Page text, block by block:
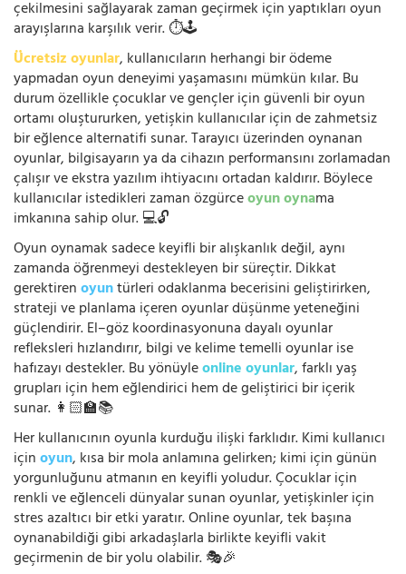
çekilmesini sağlayarak zaman geçirmek için yaptıkları oyun
arayışlarına karşılık verir. ⏱️🕹️
Ücretsiz oyunlar, kullanıcıların herhangi bir ödeme
yapmadan oyun deneyimi yaşamasını mümkün kılar. Bu
durum özellikle çocuklar ve gençler için güvenli bir oyun
ortamı oluştururken, yetişkin kullanıcılar için de zahmetsiz
bir eğlence alternatifi sunar. Tarayıcı üzerinden oynanan
oyunlar, bilgisayarın ya da cihazın performansını zorlamadan
çalışır ve ekstra yazılım ihtiyacını ortadan kaldırır. Böylece
kullanıcılar istedikleri zaman özgürceoyun oynama
imkanına sahip olur. 💻🔓
Oyun oynamak sadece keyifli bir alışkanlık değil, aynı
zamanda öğrenmeyi destekleyen bir süreçtir. Dikkat
gerektirenoyuntürleri odaklanma becerisini geliştirirken,
strateji ve planlama içeren oyunlar düşünme yeteneğini
güçlendirir. El–göz koordinasyonuna dayalı oyunlar
refleksleri hızlandırır, bilgi ve kelime temelli oyunlar ise
hafızayı destekler. Bu yönüyleonline oyunlar, farklı yaş
grupları için hem eğlendirici hem de geliştirici bir içerik
sunar. 👩🏻‍🏫📚
Her kullanıcının oyunla kurduğu ilişki farklıdır. Kimi kullanıcı
içinoyun, kısa bir mola anlamına gelirken; kimi için günün
yorgunluğunu atmanın en keyifli yoludur. Çocuklar için
renkli ve eğlenceli dünyalar sunan oyunlar, yetişkinler için
stres azaltıcı bir etki yaratır. Online oyunlar, tek başına
oynanabildiği gibi arkadaşlarla birlikte keyifli vakit
geçirmenin de bir yolu olabilir. 🎭🎉